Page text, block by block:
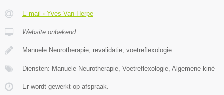
E-mail › Yves Van Herpe
Website onbekend
Manuele Neurotherapie, revalidatie, voetreflexologie
Diensten: Manuele Neurotherapie, Voetreflexologie, Algemene kiné
Er wordt gewerkt op afspraak.